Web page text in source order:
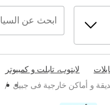
لابتوب، تابلت و كمبيوتر
و أماكن خارجية فى جبيل /